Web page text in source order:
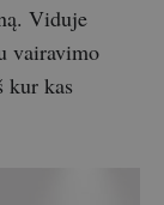
Viduje
vairavimo
kur kas